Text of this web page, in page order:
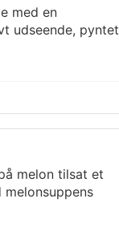
med en
udseende, pyntet
melon tilsat et